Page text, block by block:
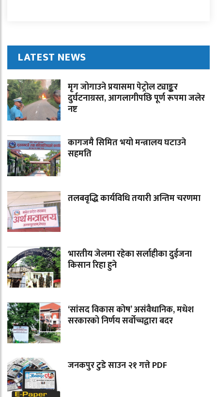
LATEST NEWS
मृग जोगाउने प्रयासमा पेट्रोल ट्याङ्कर
दुर्घटनाग्रस्त, आगलागीपछि पूर्ण रूपमा जलेर
नष्ट
कागजमै सिमित भयो मन्त्रालय घटाउने
सहमति
तलबवृद्धि कार्यविधि तयारी अन्तिम चरणमा
भारतीय जेलमा रहेका सर्लाहीका दुईजना
किसान रिहा हुने
‘सांसद विकास कोष’ असंवैधानिक, मधेश
सरकारको निर्णय सर्वोच्चद्वारा बदर
जनकपुर टुडे साउन २१ गत्ते PDF